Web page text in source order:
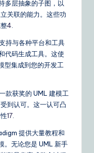
多层抽象的子图，以
关联的能力。这些功
4.
持与各种平台和工具
代码生成工具。这使
型集成到您的开发工
款获奖的 UML 建模工
到认可。这一认可凸
17.
提供大量教程和
。无论您是 UML 新手